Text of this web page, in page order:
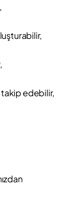
takip edebilir,